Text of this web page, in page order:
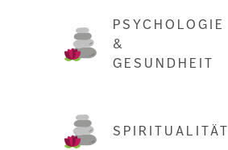
PSYCHOLOGIE
&
GESUNDHEIT
SPIRITUALITÄT